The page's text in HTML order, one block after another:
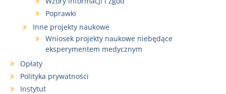
Poprawki
Inne projekty naukowe
Wniosek projekty naukowe niebędące
eksperymentem medycznym
Opłaty
Polityka prywatności
Instytut